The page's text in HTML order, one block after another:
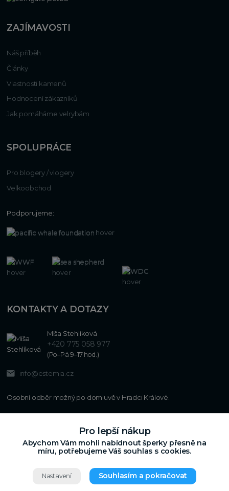
ZAJÍMAVOSTI
Náš příběh
Články
Vlastnosti kamenů
Hodnocení zákazníků
Jak pomáháme velrybám
SPOLUPRÁCE
Pro blogery / vlogery
Velkoobchod
Podporujeme:
KONTAKTY A DOTAZY
Míša Stehlíková
+420 775 058 977
(Po–Pá 9–17 hod.)
info@estemia.cz
Pro lepší nákup
Abychom Vám mohli nabídnout šperky přesně na
míru, potřebujeme Váš souhlas s cookies.
Nastavení Souhlasím a pokračovat